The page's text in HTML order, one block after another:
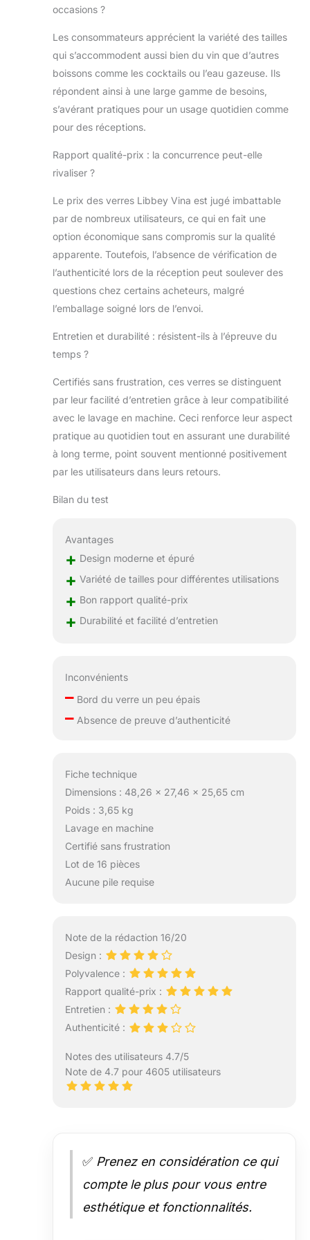
occasions ?
Les consommateurs apprécient la variété des tailles
qui s’accommodent aussi bien du vin que d’autres
boissons comme les cocktails ou l’eau gazeuse. Ils
répondent ainsi à une large gamme de besoins,
s’avérant pratiques pour un usage quotidien comme
pour des réceptions.
Rapport qualité-prix : la concurrence peut-elle
rivaliser ?
Le prix des verres Libbey Vina est jugé imbattable
par de nombreux utilisateurs, ce qui en fait une
option économique sans compromis sur la qualité
apparente. Toutefois, l’absence de vérification de
l’authenticité lors de la réception peut soulever des
questions chez certains acheteurs, malgré
l’emballage soigné lors de l’envoi.
Entretien et durabilité : résistent-ils à l’épreuve du
temps ?
Certifiés sans frustration, ces verres se distinguent
par leur facilité d’entretien grâce à leur compatibilité
avec le lavage en machine. Ceci renforce leur aspect
pratique au quotidien tout en assurant une durabilité
à long terme, point souvent mentionné positivement
par les utilisateurs dans leurs retours.
Bilan du test
Avantages
+ Design moderne et épuré
+ Variété de tailles pour différentes utilisations
+ Bon rapport qualité-prix
+ Durabilité et facilité d’entretien
Inconvénients
–Bord du verre un peu épais
–Absence de preuve d’authenticité
Fiche technique
Dimensions : 48,26 x 27,46 x 25,65 cm
Poids : 3,65 kg
Lavage en machine
Certifié sans frustration
Lot de 16 pièces
Aucune pile requise
Note de la rédaction 16/20
Design :
Polyvalence :
Rapport qualité-prix :
Entretien :
Authenticité :
Notes des utilisateurs 4.7/5
Note de 4.7 pour 4605 utilisateurs
✅ Prenez en considération ce qui
compte le plus pour vous entre
esthétique et fonctionnalités.